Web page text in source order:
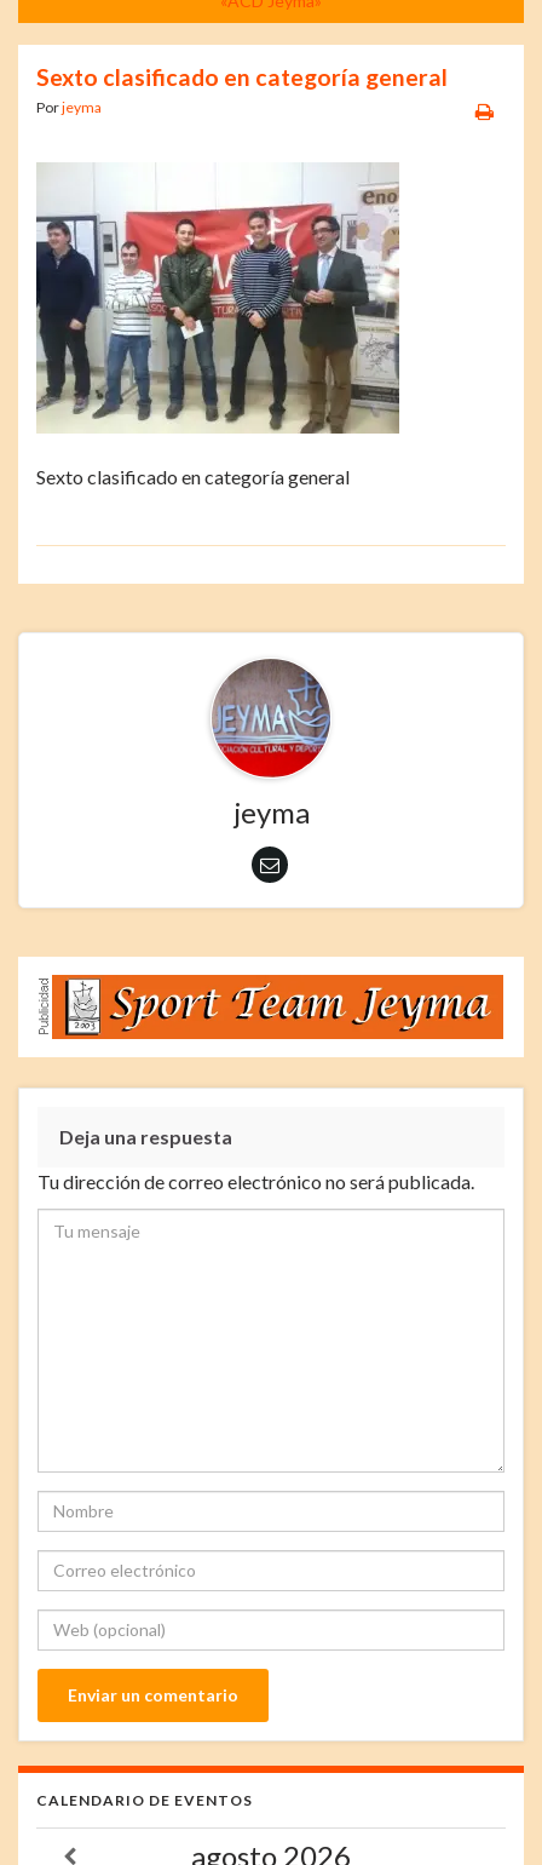
Sexto clasificado en categoría general
Porjeyma
Sexto clasificado en categoría general
jeyma
Deja una respuesta
Tu dirección de correo electrónico no será publicada.
CALENDARIO DE EVENTOS
agosto 2026